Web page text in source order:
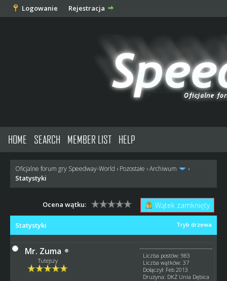
Logowanie Rejestracja
HOME SEARCH MEMBER LIST HELP
Oficjalne forum gry Speedway-World › Pozostałe ›Archiwum ›
Statystyki
Wątek zamknięty
Ocena wątku:
Tryb drzewa
Statystyki
Mr. Zuma
Tutejszy
Liczba postów: 983
Liczba wątków: 37
Dołączył: Feb 2013
Drużyna: DKŻ Unia Dębica